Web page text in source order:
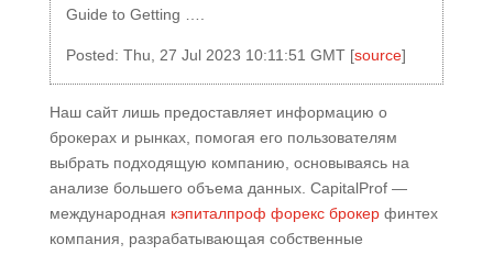
Guide to Getting ….
Posted: Thu, 27 Jul 2023 10:11:51 GMT [source]
Наш сайт лишь предоставляет информацию о
брокерах и рынках, помогая его пользователям
выбрать подходящую компанию, основываясь на
анализе большего объема данных. CapitalProf —
международная кэпиталпроф форекс брокерфинтех
компания, разрабатывающая собственные